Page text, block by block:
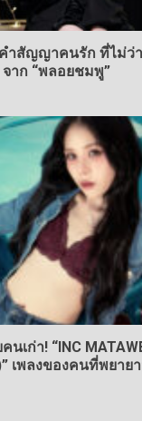
ำสัญญาคนรัก ที่ไม่ว่
าก “พลอยชมพู”
เก่า! “INC
เพลงของคนที่พยาย